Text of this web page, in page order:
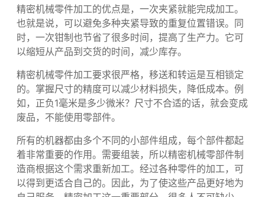
化。
精密机械零件加工的优点是，一次夹紧就能完成加工。
也就是说，可以避免多种夹紧导致的重复位置错误。同
时，一次钳制也节省了很多时间，提高了生产力。它可
以缩短从产品到交货的时间，减少库存。
精密机械零件加工要求很严格，移送和转运是互相锁定
的。掌握尺寸的精度可以减少材料损失，降低成本。例
如，正负1毫米是多少微米？尺寸不合适的话，就会变成
废品，不能使用零部件。
所有的机器都由多个不同的小部件组成，每个部件都起
着非常重要的作用。需要组装，所以精密机械零部件制
造商根据这个需求重新加工。经过各种零件的加工，可